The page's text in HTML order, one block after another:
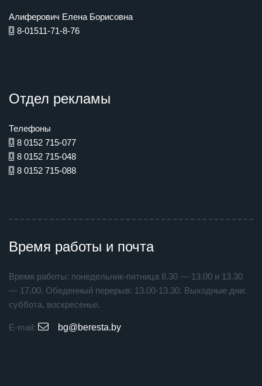
Алиферович Елена Борисовна
8-01511-71-8-76
Отдел рекламы
Телефоны
8 0152 715-077
8 0152 715-048
8 0152 715-088
Время работы и почта
Время работы: понедельник-пятница 8.30 — 13.00 и 13.30
— 17.00. Обеденный перерыв: 13.00-13.30. Выходные дни:
суббота, воскресенье.
E-mail: bg@beresta.by